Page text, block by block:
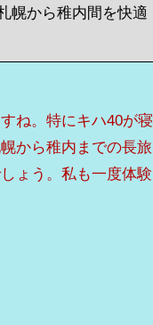
幌から稚内間を快適
ね。特にキハ40が寝
から稚内までの長旅
ょう。私も一度体験